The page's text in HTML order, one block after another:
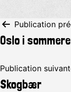
Navigation
de
l’article
Publication
Oslo i
Publication
Skogbær